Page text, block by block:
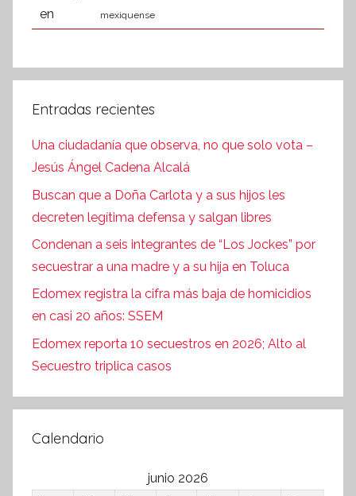
mexiquense
Entradas recientes
Una ciudadanía que observa, no que solo vota –
Jesús Ángel Cadena Alcalá
Buscan que a Doña Carlota y a sus hijos les
decreten legítima defensa y salgan libres
Condenan a seis integrantes de “Los Jockes” por
secuestrar a una madre y a su hija en Toluca
Edomex registra la cifra más baja de homicidios
en casi 20 años: SSEM
Edomex reporta 10 secuestros en 2026; Alto al
Secuestro triplica casos
Calendario
junio 2026